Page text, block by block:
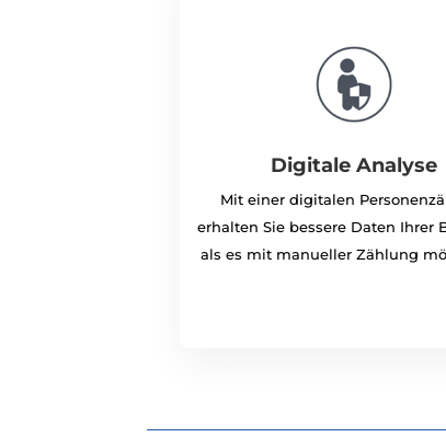
Digitale Analyse
Mit einer digitalen
erhalten Sie bessere Daten Ihrer
als es mit manueller Zählung